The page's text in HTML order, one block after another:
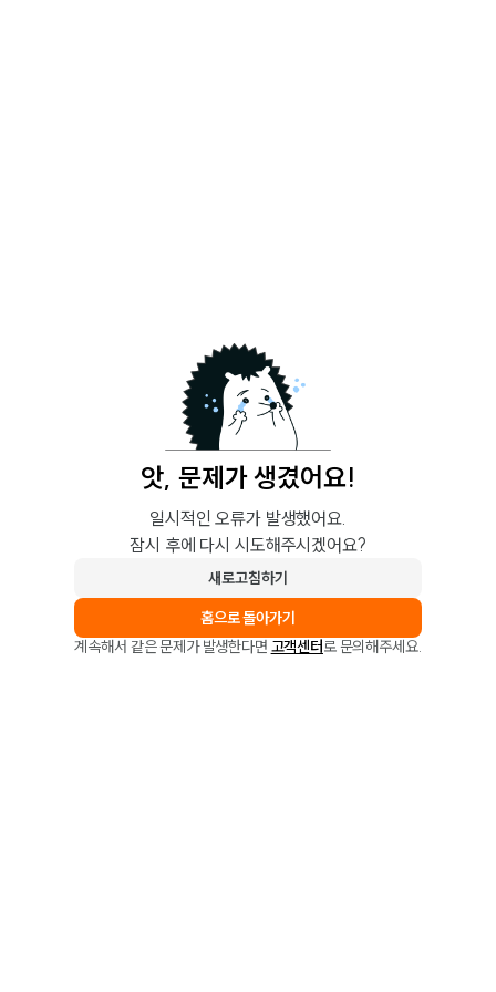
앗, 문제가 생겼어요!
일시적인 오류가 발생했어요.
잠시 후에 다시 시도해주시겠어요?
새로고침하기
홈으로 돌아가기
계속해서 같은 문제가 발생한다면 고객센터로 문의해주세요.